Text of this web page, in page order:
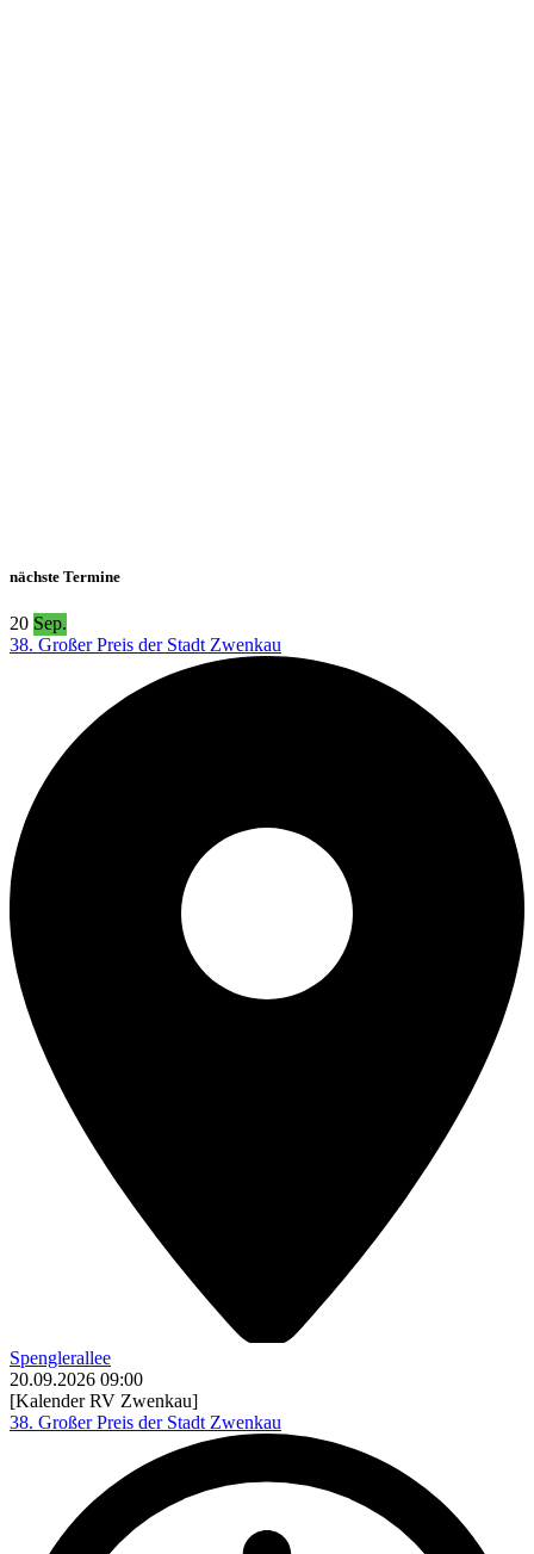
nächste Termine
20 Sep.
38. Großer Preis der Stadt Zwenkau
Spenglerallee
20.09.2026 09:00
[Kalender RV Zwenkau]
38. Großer Preis der Stadt Zwenkau